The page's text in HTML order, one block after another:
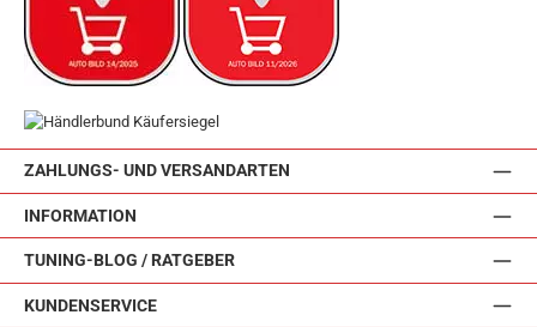
ZAHLUNGS- UND VERSANDARTEN
INFORMATION
TUNING-BLOG / RATGEBER
KUNDENSERVICE